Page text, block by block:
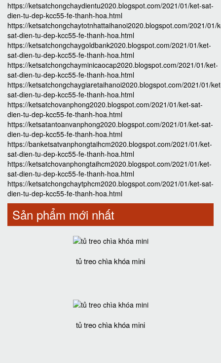
https://ketsatchongchaydientu2020.blogspot.com/2021/01/ket-sat-
dien-tu-dep-kcc55-fe-thanh-hoa.html
https://ketsatchongchaytotnhattaihanoi2020.blogspot.com/2021/01/
sat-dien-tu-dep-kcc55-fe-thanh-hoa.html
https://ketsatchongchaygoldbank2020.blogspot.com/2021/01/ket-
sat-dien-tu-dep-kcc55-fe-thanh-hoa.html
https://ketsatchongchayminicaocap2020.blogspot.com/2021/01/ket-
sat-dien-tu-dep-kcc55-fe-thanh-hoa.html
https://ketsatchongchaygiaretaihanoi2020.blogspot.com/2021/01/
sat-dien-tu-dep-kcc55-fe-thanh-hoa.html
https://ketsatchovanphong2020.blogspot.com/2021/01/ket-sat-
dien-tu-dep-kcc55-fe-thanh-hoa.html
https://ketsatantoanvanphong2020.blogspot.com/2021/01/ket-sat-
dien-tu-dep-kcc55-fe-thanh-hoa.html
https://banketsatvanphongtaihcm2020.blogspot.com/2021/01/ket-
sat-dien-tu-dep-kcc55-fe-thanh-hoa.html
https://ketsatchovanphongtaihcm2020.blogspot.com/2021/01/ket-
sat-dien-tu-dep-kcc55-fe-thanh-hoa.html
https://ketsatchongchaytphcm2020.blogspot.com/2021/01/ket-sat-
dien-tu-dep-kcc55-fe-thanh-hoa.html
Sản phẩm mới nhất
tủ treo chìa khóa mini
tủ treo chìa khóa mini